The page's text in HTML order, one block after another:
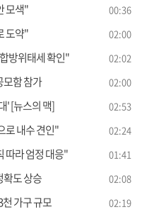
모색" 00:36
도약" 02:00
방위태세 확인" 02:02
모함 참가 02:00
' [뉴스의 맥] 02:53
로 내수 견인" 02:24
따라 엄정 대응" 01:41
확도 상승 02:08
가구 규모 02:19